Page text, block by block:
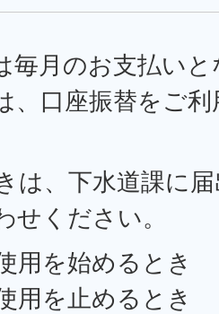
毎月のお支払い
、口座振替をご
は、下水道課に
せください。
用を始めるとき
用を止めるとき